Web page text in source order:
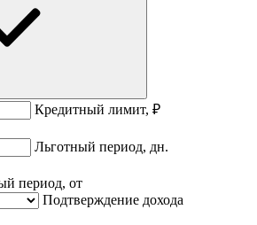
Кредитный лимит, ₽
Льготный период, дн.
период, от
Подтверждение дохода